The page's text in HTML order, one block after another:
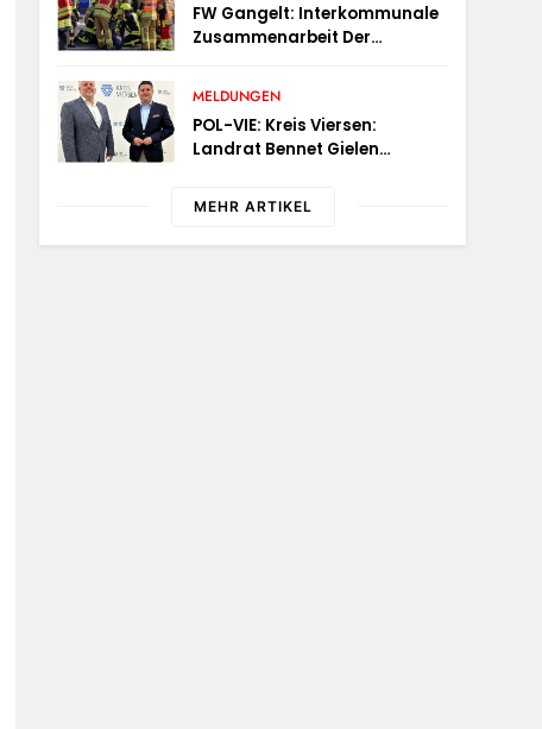
FW Gangelt: Interkommunale
Zusammenarbeit Der
Selfkant Und Gangelt
MELDUNGEN
POL-VIE: Kreis Viersen:
Landrat Bennet Gielen
Kriminalpolizei
MEHR ARTIKEL